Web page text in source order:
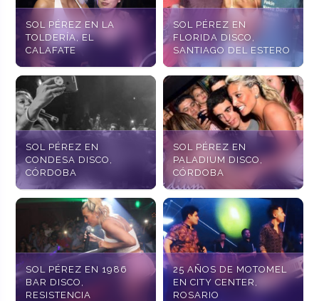
SOL PÉREZ EN LA
TOLDERÍA, EL
CALAFATE
SOL PÉREZ EN
FLORIDA DISCO,
SANTIAGO DEL ESTERO
SOL PÉREZ EN
CONDESA DISCO,
CÓRDOBA
SOL PÉREZ EN
PALADIUM DISCO,
CÓRDOBA
SOL PÉREZ EN 1986
BAR DISCO,
RESISTENCIA
25 AÑOS DE MOTOMEL
EN CITY CENTER,
ROSARIO